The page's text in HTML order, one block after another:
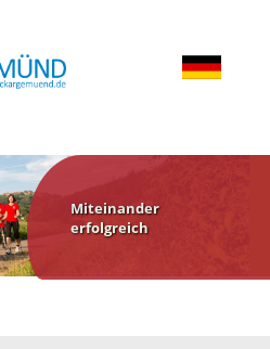
Miteinander
erfolgreich